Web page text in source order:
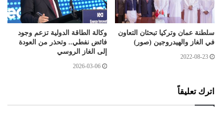
سلطنة عمان وتركيا تبحثان التعاون
في الغاز والهيدروجين (صور)
2022-08-23
وكالة الطاقة الدولية تزعم وجود
فائض نفطي.. وتحذر من العودة
إلى الغاز الروسي
2026-03-06
اترك تعليقاً